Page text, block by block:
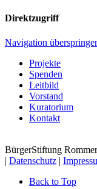
Direktzugriff
Navigation
Projekte
Spenden
Leitbild
Vorstand
Kuratorium
Kontakt
BürgerStiftung
| Datenschutz |
Back to Top